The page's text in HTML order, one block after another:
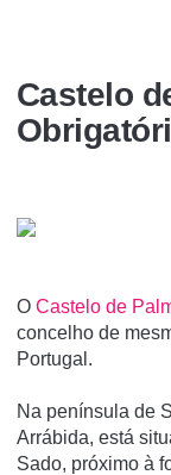
Castelo
O Castelo de
concelho de
Portugal.
Na pení­nsula de
Arrábida, está
Sado, próximo à